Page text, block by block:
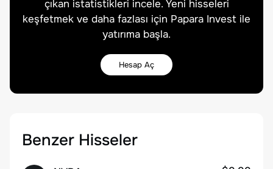
çıkan istatistikleri incele. Yeni hisseleri
keşfetmek ve daha fazlası için Papara Invest ile
yatırıma başla.
Hesap Aç
Benzer Hisseler